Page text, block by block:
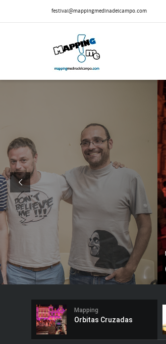
festival@mappingmedinadelcampo.com
Mapping
Orbitas Cruzadas